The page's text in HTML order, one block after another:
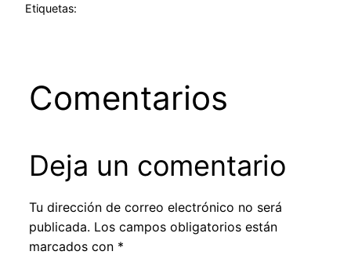
Etiquetas:
Comentarios
Deja un comentario
Tu dirección de correo electrónico no será
publicada. Los campos obligatorios están
marcados con *